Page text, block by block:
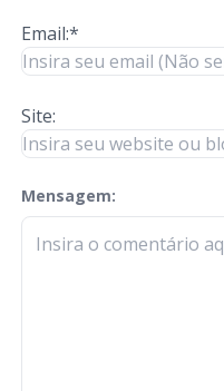
Email:*
Site:
Mensagem:
check-terms